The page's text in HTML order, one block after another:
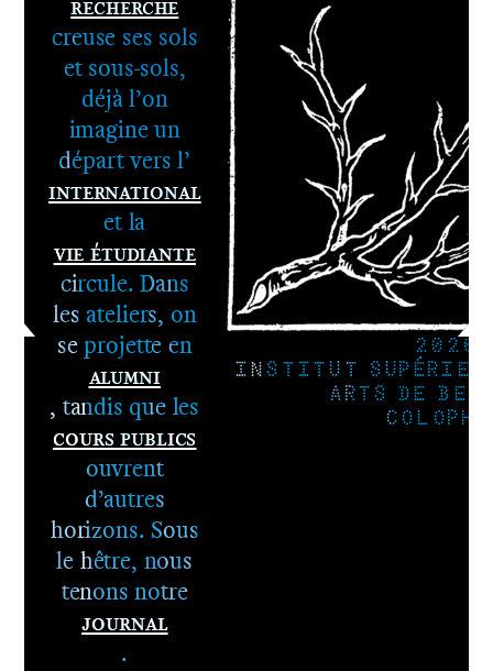
1er cycle -
Le DNA
2e cycle -
Le DNSEP
creuse ses sols
et sous-sols,
déjà l’on
imagine un
départ vers l’
International
et la
Vie étudiante
circule. Dans
les ateliers, on
se projette en
Alumni
, tandis que les
Cours publics
ouvrent
d’autres
horizons. Sous
le hêtre, nous
tenons notre
Journal
.
2026
INSTITUT
ARTS DE